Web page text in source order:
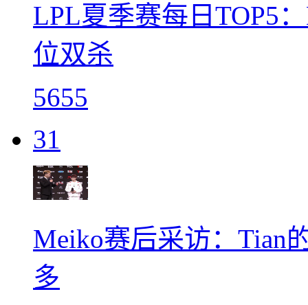
LPL夏季赛每日TOP5
位双杀
5655
31
Meiko赛后采访：Tian
多